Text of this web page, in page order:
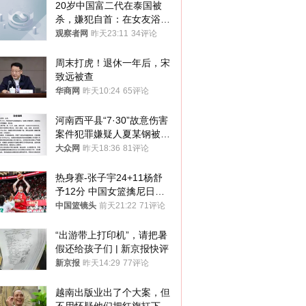
20岁中国富二代在泰国被
杀，嫌犯自首：在女友浴室
看到他
观察者网 昨天23:11 34评论
周末打虎！退休一年后，宋
致远被查
华商网 昨天10:24 65评论
河南西平县“7·30”故意伤害
案件犯罪嫌疑人夏某钢被抓
获
大众网 昨天18:36 81评论
热身赛-张子宇24+11杨舒
予12分 中国女篮擒尼日利
亚
中国篮镜头 前天21:22 71评论
“出游带上打印机”，请把暑
假还给孩子们 | 新京报快评
新京报 昨天14:29 77评论
越南出版业出了个大案，但